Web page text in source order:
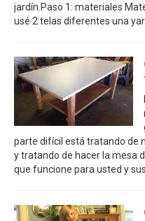
jardín.Paso 1: materiales
usé 2 telas diferentes una
parte difícil está tratando de
y tratando de hacer la mesa
que funcione para usted y sus